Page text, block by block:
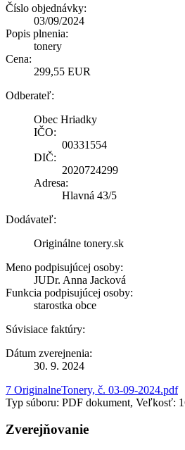
Číslo objednávky:
03/09/2024
Popis plnenia:
tonery
Cena:
299,55 EUR
Odberateľ:
Obec Hriadky
IČO:
00331554
DIČ:
2020724299
Adresa:
Hlavná 43/5
Dodávateľ:
Originálne tonery.sk
Meno podpisujúcej osoby:
JUDr. Anna Jacková
Funkcia podpisujúcej osoby:
starostka obce
Súvisiace faktúry:
Dátum zverejnenia:
30. 9. 2024
7 OriginalneTonery, č. 03-09-2024.pdf
Typ súboru: PDF dokument, Veľkosť:
Zverejňovanie